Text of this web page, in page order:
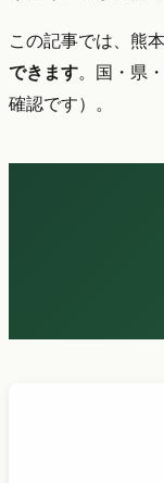
この記事では、熊
できます。国・県
確認です）。